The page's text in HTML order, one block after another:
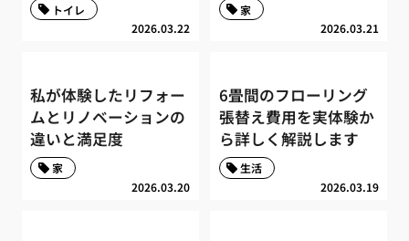
2026.03.22
トイレ
2026.03.21
家
私が体験したリフォー
ムとリノベーションの
違いと満足度
2026.03.20
家
6畳間のフローリング
張替え費用を実体験か
ら詳しく解説します
2026.03.19
生活